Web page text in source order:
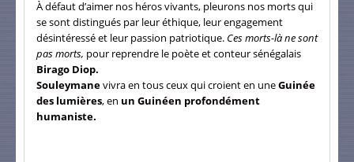
À défaut d’aimer nos héros vivants, pleurons nos morts qui
se sont distingués par leur éthique, leur engagement
désintéressé et leur passion patriotique. Ces morts-là ne sont
pas morts, pour reprendre le poète et conteur sénégalais
Birago Diop.
Souleymanevivra en tous ceux qui croient en uneGuinée
des lumières, en un Guinéen profondément
humaniste.